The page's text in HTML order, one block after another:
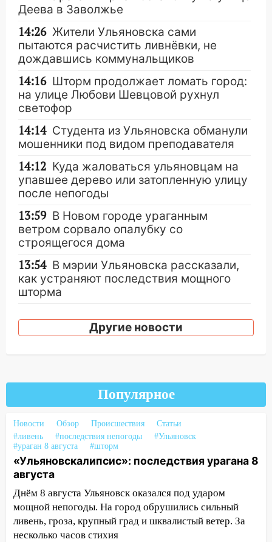
Деева в Заволжье
14:26 Жители Ульяновска сами
пытаются расчистить ливнёвки, не
дождавшись коммунальщиков
14:16 Шторм продолжает ломать город:
на улице Любови Шевцовой рухнул
светофор
14:14 Студента из Ульяновска обманули
мошенники под видом преподавателя
14:12 Куда жаловаться ульяновцам на
упавшее дерево или затопленную улицу
после непогоды
13:59 В Новом городе ураганным
ветром сорвало опалубку со
строящегося дома
13:54 В мэрии Ульяновска рассказали,
как устраняют последствия мощного
шторма
Ульяновск: дерево рухнуло на дом на
Сильный ветер сорвал крышу с
13:35
Непогода продолжает бить по
транспорту: в Ульяновске трамвай
сошёл с рельсов
13:22
дороги в Ульяновске: фото
13:17 Непогода в Ульяновске не
закончится сегодня: сильные ливни
Другие новости
Популярное
Новости Обзор Происшествия
Статьи
#ливень
#последствия непогоды
#Ульяновск
#ураган 8 августа
#шторм
«Ульяновскалипсис»: последствия урагана 8
августа
Днём 8 августа Ульяновск оказался под ударом
мощной непогоды. На город обрушились сильный
ливень, гроза, крупный град и шквалистый ветер. За
несколько часов стихия